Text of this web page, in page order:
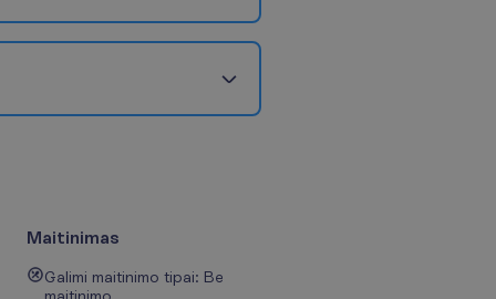
Maitinimas
Galimi maitinimo tipai: Be